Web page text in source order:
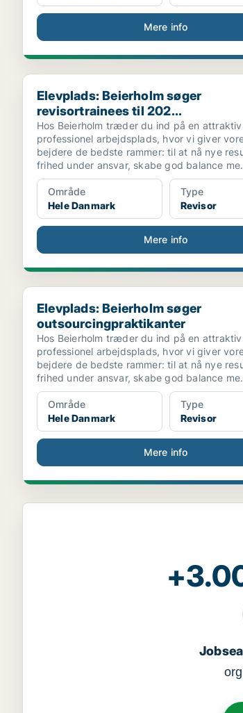
Mere info
Elevplads: Beierholm søger
Elevplads: Beierholm søger
revisortrainees til 202...
Hos Beierholm træder du ind på en
professionel arbejdsplads, hvor vi giver
bejdere de bedste rammer: til at nå nye
frihed under ansvar, skabe god balance
Område
Hele Danmark
Type
Revisor
Mere info
Elevplads: Beierholm søger
Elevplads: Beierholm søger
outsourcingpraktikanter
Hos Beierholm træder du ind på en
professionel arbejdsplads, hvor vi giver
bejdere de bedste rammer: til at nå nye
frihed under ansvar, skabe god balance
Område
Hele Danmark
Type
Revisor
Mere info